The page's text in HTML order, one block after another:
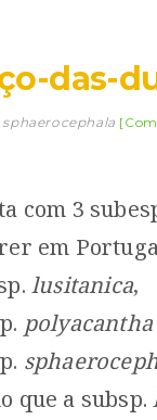
a app
4829
das-
com 3
em
lusitanica,
polyacantha
que a subsp.